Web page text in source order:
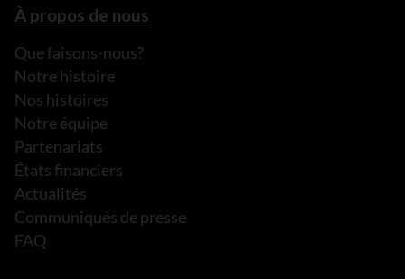
À propos de nous
Que faisons-nous?
Notre histoire
Nos histoires
Notre équipe
Partenariats
États financiers
Actualités
Communiqués de presse
FAQ